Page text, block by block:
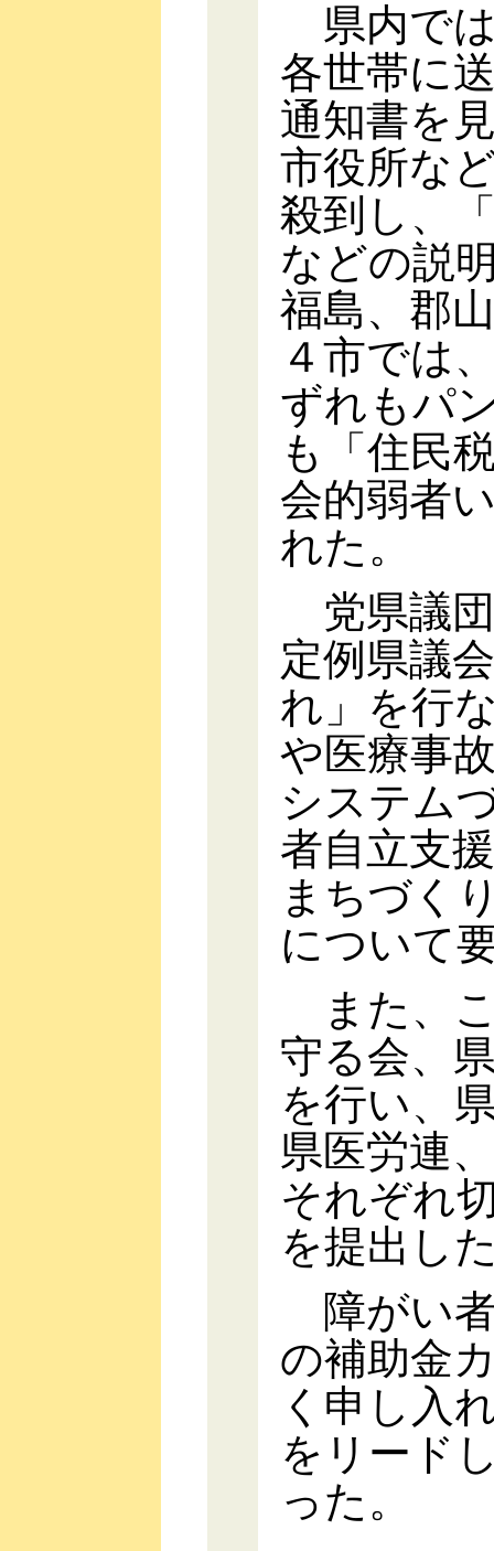
県内で
各世帯に
通知書を
市役所な
殺到し、
などの説
福島、郡
４市では
ずれもパ
も「住民
会的弱者
れた。
党県議団
定例県議
れ」を行
や医療事
システム
者自立支
まちづく
について
また、
守る会、
を行い、
県医労連
それぞれ
を提出し
障がい
の補助金
く申し入
をリード
った。